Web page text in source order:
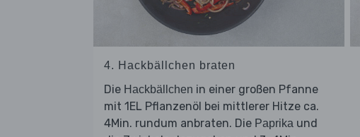
4. Hackbällchen braten
Die Hackbällchen in einer großen Pfanne
mit 1EL Pflanzenöl bei mittlerer Hitze ca.
4Min. rundum anbraten. Die Paprika und